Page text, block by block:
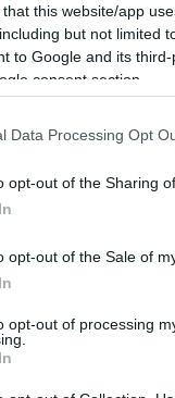
that this website/app
but not limited
to Google and its
consent section.
Data Processing Opt
opt-out of the Sharing
opt-out of the Sale of
opt-out of processing
hogy
legyen
és vele a húsvéti
ilyenkor kicsit
és kerestem